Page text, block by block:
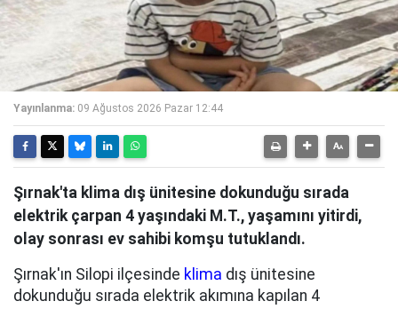
Yayınlanma: 09 Ağustos 2026 Pazar 12:44
Şırnak'ta klima dış ünitesine dokunduğu sırada
elektrik çarpan 4 yaşındaki M.T., yaşamını yitirdi,
olay sonrası ev sahibi komşu tutuklandı.
Şırnak'ın Silopi ilçesinde klima dış ünitesine
dokunduğu sırada elektrik akımına kapılan 4